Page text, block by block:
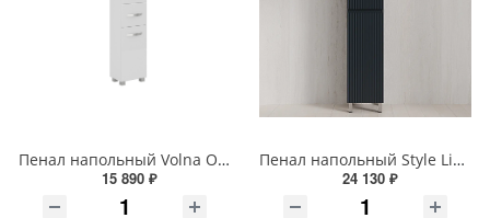
Пенал напольный Volna Onda 40 tpONDA80.2Y-01 белый
15 890 ₽
Пенал напольный Style Line МАРОККО 36 см ЛС-00002512 графит
24 130 ₽